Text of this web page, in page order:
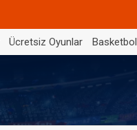
Ücretsiz Oyunlar Basketbol